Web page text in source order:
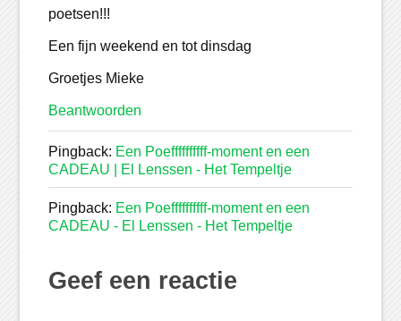
poetsen!!!
Een fijn weekend en tot dinsdag
Groetjes Mieke
Beantwoorden
Pingback: Een Poeffffffffff-moment en een
CADEAU | El Lenssen - Het Tempeltje
Pingback: Een Poeffffffffff-moment en een
CADEAU - El Lenssen - Het Tempeltje
Geef een reactie